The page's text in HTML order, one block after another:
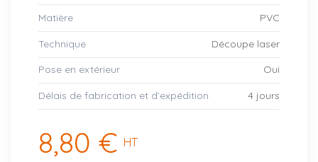
Matière PVC
Technique Découpe laser
Pose en extérieur Oui
Délais de fabrication et d’expédition 4 jours
8,80 € HT